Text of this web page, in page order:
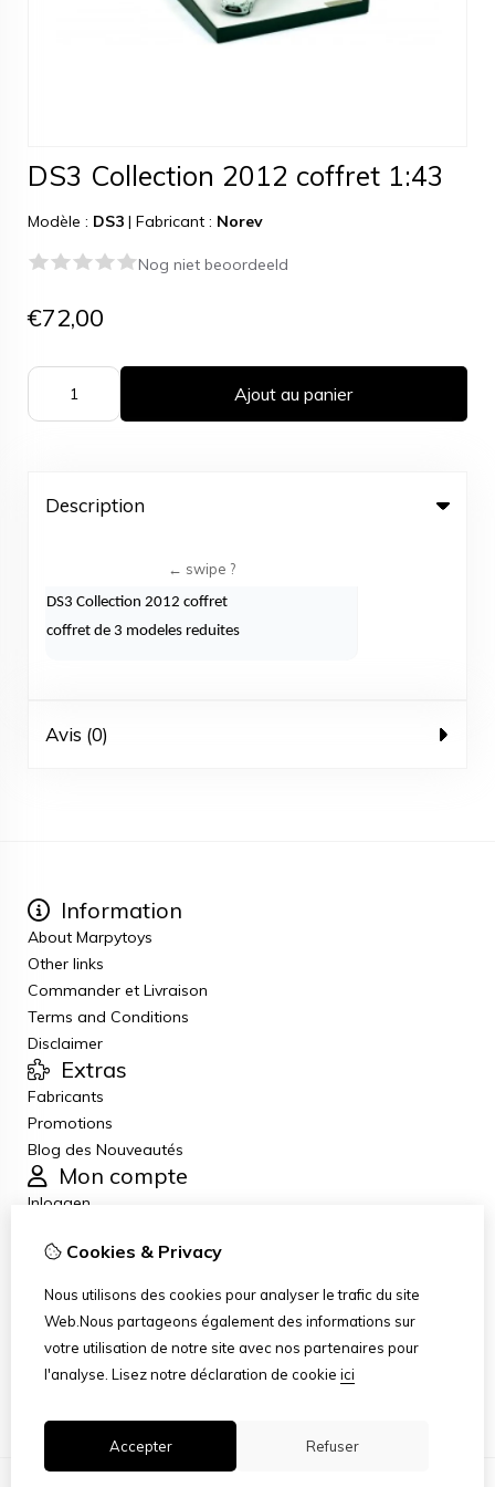
DS3 Collection 2012 coffret 1:43
Modèle : DS3 | Fabricant : Norev
Nog niet beoordeeld
€72,00
Ajout au panier
Description
DS3 Collection 2012 coffret
coffret de 3 modeles reduites
Avis (0)
Information
About Marpytoys
Other links
Commander et Livraison
Terms and Conditions
Disclaimer
Extras
Fabricants
Promotions
Blog des Nouveautés
Mon compte
Inloggen
Liste de souhaits
Service client
Nous contacter
Plan du site
Cookies & Privacy
Nous utilisons des cookies pour analyser le trafic du site
Web.Nous partageons également des informations sur
votre utilisation de notre site avec nos partenaires pour
l'analyse. Lisez notre déclaration de cookie ici
Accepter Refuser